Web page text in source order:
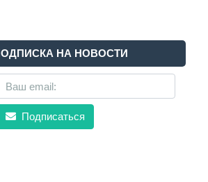
НА НОВОСТИ
Подписаться